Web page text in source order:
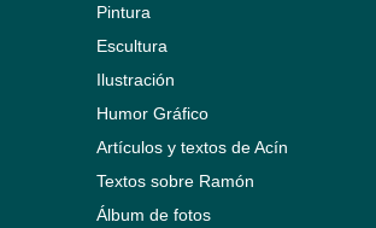
Pintura
Escultura
Ilustración
Humor Gráfico
Artículos y textos de Acín
Textos sobre Ramón
Álbum de fotos